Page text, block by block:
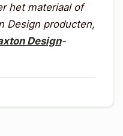
het materiaal of
Design producten,
Design-